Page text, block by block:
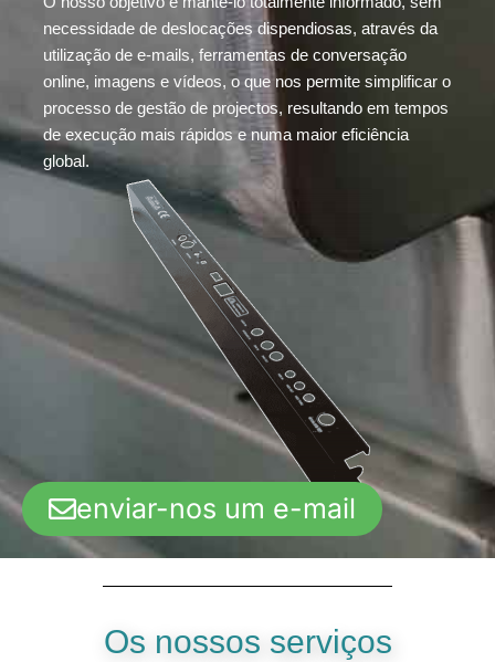
necessidade de deslocações dispendiosas, através da
utilização de e-mails, ferramentas de conversação
online, imagens e vídeos, o que nos permite simplificar o
processo de gestão de projectos, resultando em tempos
de execução mais rápidos e numa maior eficiência
global.
enviar-nos um e-mail
Os nossos serviços